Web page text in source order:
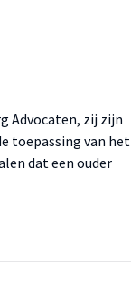
Advocaten, zij zijn
toepassing van het
dat een ouder